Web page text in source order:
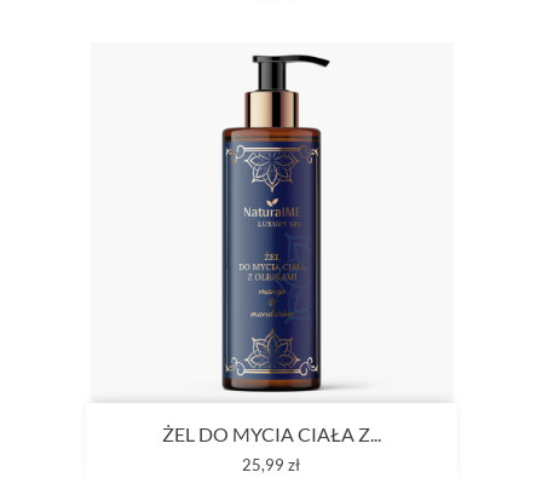
ŻEL DO MYCIA CIAŁA Z...
Cena
25,99 zł